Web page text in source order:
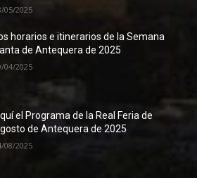
05/2025
horarios e itinerarios de la Semana
de Antequera de 2025
04/2025
el Programa de la Real Feria de
de Antequera de 2025
08/2025